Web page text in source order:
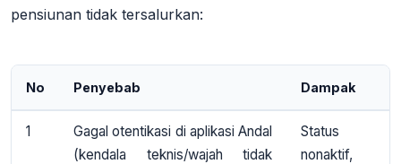
pensiunan tidak tersalurkan:
No Penyebab Dampak
1 Gagal otentikasi di aplikasi Andal
(kendala teknis/wajah tidak
Status
nonaktif,